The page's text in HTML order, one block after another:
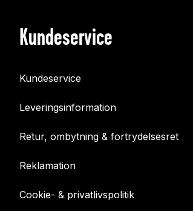
Kundeservice
Kundeservice
Leveringsinformation
Retur, ombytning & fortrydelsesret
Reklamation
Cookie- & privatlivspolitik